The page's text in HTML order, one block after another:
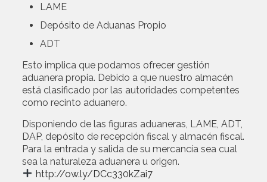
LAME
Depósito de Aduanas Propio
ADT
Esto implica que podamos ofrecer gestión
aduanera propia. Debido a que nuestro almacén
está clasificado por las autoridades competentes
como recinto aduanero.
Disponiendo de las figuras aduaneras, LAME, ADT,
DAP, depósito de recepción fiscal y almacén fiscal.
Para la entrada y salida de su mercancía sea cual
sea la naturaleza aduanera u origen.
http://ow.ly/DCc330kZai7